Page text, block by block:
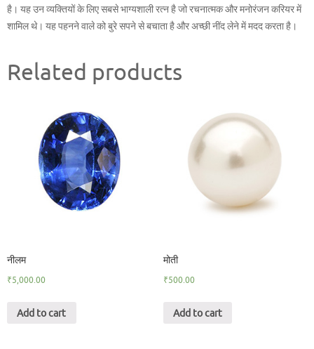
है। यह उन व्यक्तियों के लिए सबसे भाग्यशाली रत्न है जो रचनात्मक और मनोरंजन करियर में
शामिल थे। यह पहनने वाले को बुरे सपने से बचाता है और अच्छी नींद लेने में मदद करता है।
Related products
नीलम
₹5,000.00
Add to cart
मोती
₹500.00
Add to cart